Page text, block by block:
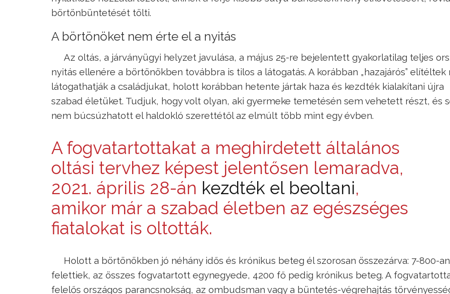
börtönbüntetését tölti.
A börtönöket nem érte el a nyitás
Az oltás, a járványügyi helyzet javulása, a május 25-re bejelentett gyakorlatilag teljes
nyitás ellenére a börtönökben továbbra is tilos a látogatás. A korábban „hazajárós” elítéltek
látogathatják a családjukat, holott korábban hetente jártak haza és kezdték kialakítani újra
szabad életüket. Tudjuk, hogy volt olyan, aki gyermeke temetésén sem vehetett részt, és
nem búcsúzhatott el haldokló szerettétől az elmúlt több mint egy évben.
A fogvatartottakat a meghirdetett általános
oltási tervhez képest jelentősen lemaradva,
2021. április 28-án kezdték el beoltani,
amikor már a szabad életben az egészséges
fiatalokat is oltották.
Holott a börtönökben jó néhány idős és krónikus beteg él szorosan összezárva: 7-800-
felettiek, az összes fogvatartott egynegyede, 4200 fő pedig krónikus beteg. A
felelős országos parancsnokság, az ombudsman vagy a büntetés-végrehajtás